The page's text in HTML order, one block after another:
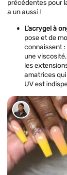
précédentes pour
a un aussi !
L’acrygel à
pose et de
connaissent
une
les
amatrices
UV est